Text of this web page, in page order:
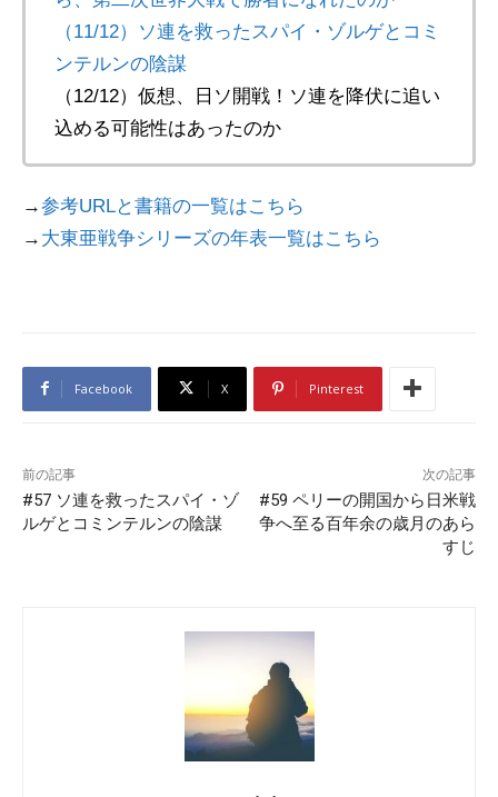
（11/12）ソ連を救ったスパイ・ゾルゲとコミ
ンテルンの陰謀
（12/12）仮想、日ソ開戦！ソ連を降伏に追い
込める可能性はあったのか
→参考URLと書籍の一覧はこちら
→ 大東亜戦争シリーズの年表一覧はこちら
Facebook X Pinterest
前の記事
#57 ソ連を救ったスパイ・ゾ
ルゲとコミンテルンの陰謀
次の記事
#59 ペリーの開国から日米戦
争へ至る百年余の歳月のあら
すじ